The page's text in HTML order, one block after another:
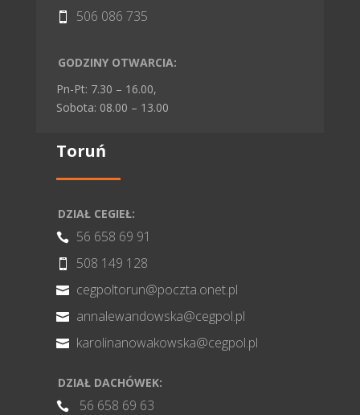
 506 086 735
GODZINY OTWARCIA:
Pn-Pt: 7.30 – 16.00,
Sobota: 08.00 – 13.00
Toruń
DZIAŁ CEGIEŁ:
 56 658 69 91
 508 149 128
 cegpoltorun@poczta.onet.pl
 annalewandowska@cegpol.pl
 karolinanowakowska@cegpol.pl
DZIAŁ DACHÓWEK:
 56 658 69 63